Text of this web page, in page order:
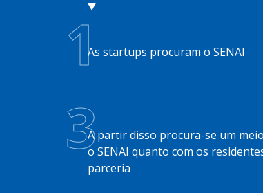
1As startups procuram o SENAI
3A partir disso procura-se um
o SENAI quanto com os
parceria